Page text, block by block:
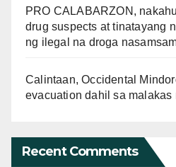
PRO CALABARZON,
drug suspects at tinatayang
ng ilegal na droga
Calintaan, Occidental
evacuation dahil sa malakas
Recent Comments